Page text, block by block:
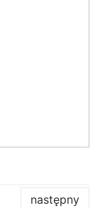
następny